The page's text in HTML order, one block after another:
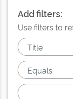
Add filters:
Use filters to